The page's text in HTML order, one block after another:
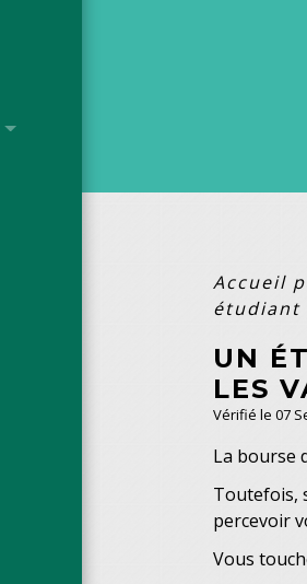
Accueil
étudiant
UN
LES
Vérifié le 07
La bourse
Toutefois,
percevoir
Vous